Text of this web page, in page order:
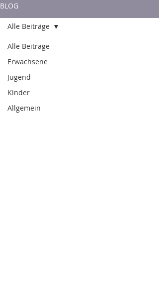
BLOG
Alle Beiträge
Erwachsene
Jugend
Kinder
Allgemein
Alle Beiträge